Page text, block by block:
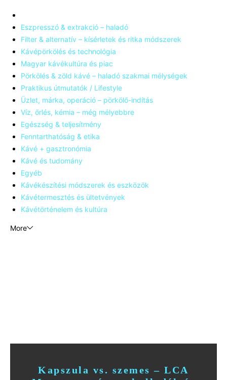
Eszpresszó & extrakció – haladó
Filter & alternatív – kísérletek és ritka módszerek
Kávépörkölés és technológia
Magyar kávékultúra és piac
Pörkölés & zöld kávé – haladó szakmai mélységek
Praktikus útmutatók / Lifestyle
Üzlet, márka, operáció – pörkölő-indítás
Víz, őrlés, kémia – még mélyebbre
Egészség & teljesítmény
Fenntarthatóság & etika
Kávé + gasztronómia
Kávé és tudomány
Egyéb
Kávékészítési módszerek és eszközök
Kávétermesztés és ültetvények
Kávétörténelem és kultúra
More
Kapszula vs. szemes – LCA